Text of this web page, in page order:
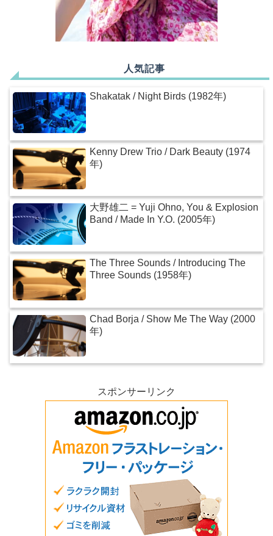
人気記事
Shakatak / Night Birds (1982年)
Kenny Drew Trio / Dark Beauty (1974
年)
大野雄二 = Yuji Ohno, You & Explosion
Band / Made In Y.O. (2005年)
The Three Sounds / Introducing The
Three Sounds (1958年)
Chad Borja / Show Me The Way (2000
年)
スポンサーリンク